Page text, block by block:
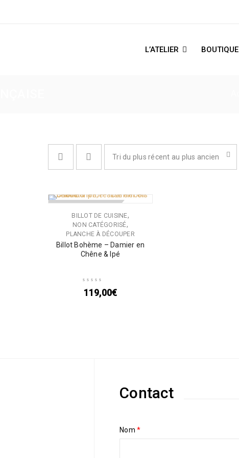
L’ATELIER BOUTIQUE
Tri du plus récent au plus ancien
BILLOT DE CUISINE,
NON CATÉGORISÉ,
PLANCHE À DÉCOUPER
Billot Bohème – Damier en
Chêne & Ipé
119,00€
Contact
Nom *